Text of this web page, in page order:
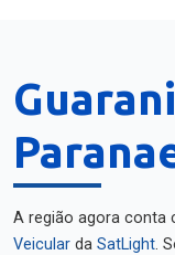
A região agora conta
Veicular da SatLight.